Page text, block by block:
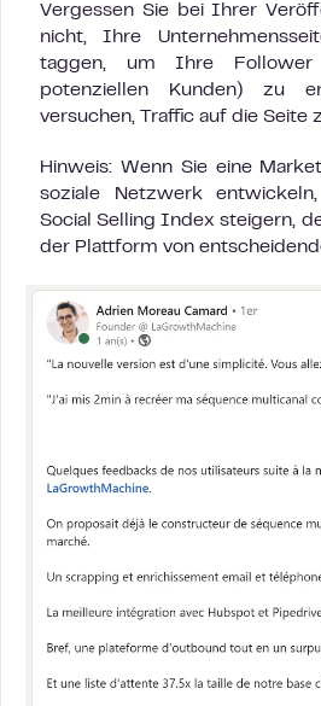
Vergessen Sie bei Ihrer
nicht, Ihre
taggen, um Ihre
potenziellen Kunden) zu
versuchen, Traffic auf die Seite
Hinweis: Wenn Sie eine
soziale Netzwerk
Social Selling Index steigern,
der Plattform von